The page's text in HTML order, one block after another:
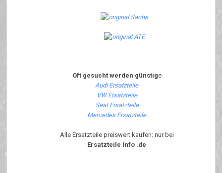
Oft gesucht werden günstige
Audi Ersatzteile
VW Ersatzteile
Seat Ersatzteile
Mercedes Ersatzteile
Alle Ersatzteile preiswert kaufen: nur bei
Ersatzteile Info .de